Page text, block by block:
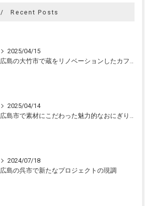
Recent Posts
2025/04/15
2025/04/14
2024/07/18
広島の呉市で新たなプロジェクトの現調